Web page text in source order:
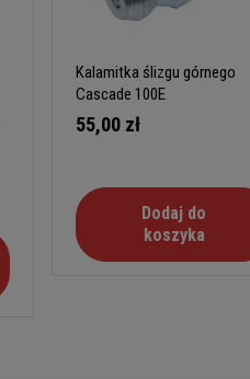
Kalamitka ślizgu górnego
Cascade 100E
55,00 zł
Dodaj do
koszyka